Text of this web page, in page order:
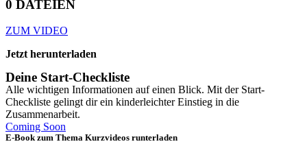
0 DATEIEN
ZUM VIDEO
Jetzt herunterladen
Deine Start-Checkliste
Alle wichtigen Informationen auf einen Blick. Mit der Start-
Checkliste gelingt dir ein kinderleichter Einstieg in die
Zusammenarbeit.
Coming Soon
E-Book zum Thema Kurzvideos runterladen